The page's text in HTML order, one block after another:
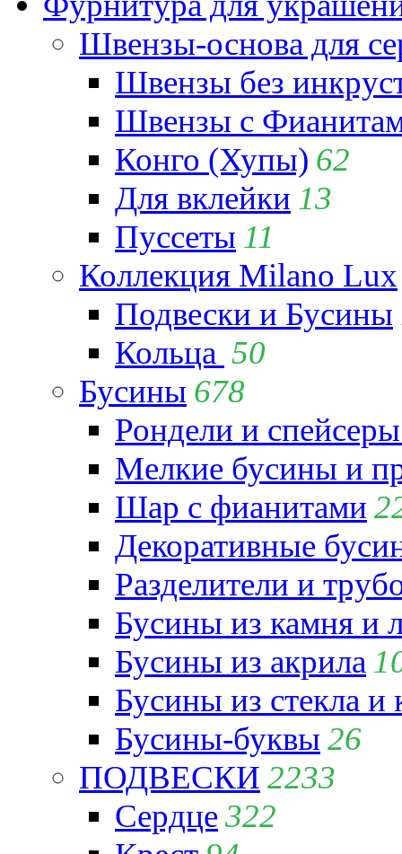
Швензы-основа для
Швензы без
Швензы с
Конго (Хупы) 62
Для вклейки 13
Пуссеты 11
Коллекция Milano Lux
Подвески и Бусины
Кольца 50
Бусины 678
Рондели и
Мелкие бусины и
Шар с фианитами
Декоративные
Разделители и
Бусины из камня и
Бусины из акрила
Бусины из стекла и
Бусины-буквы 26
ПОДВЕСКИ 2233
Сердце322